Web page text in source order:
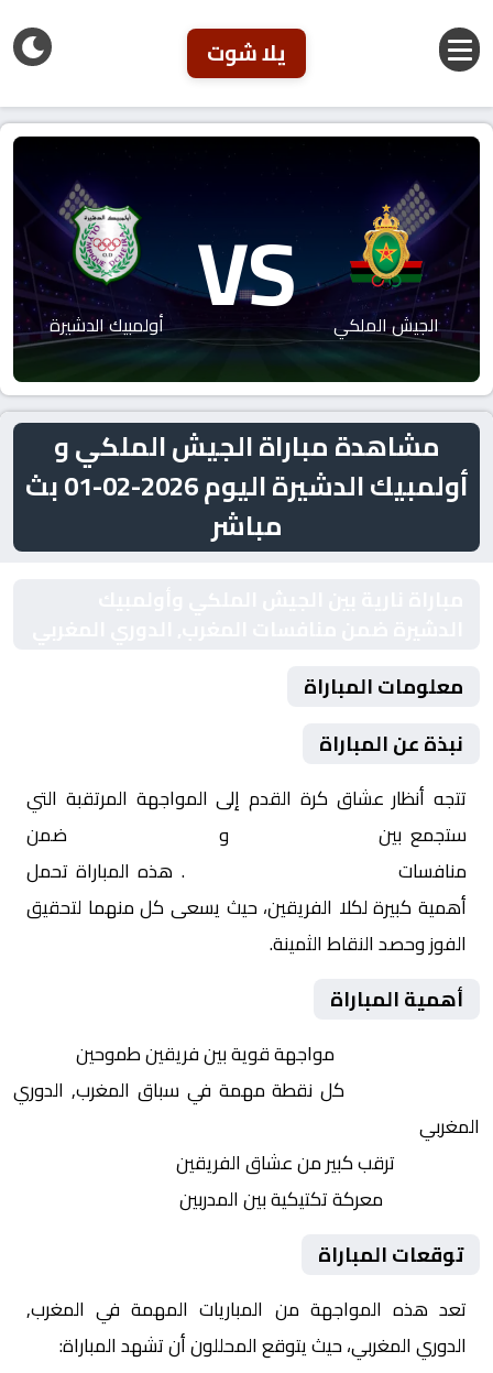
يلا شوت
الجيش الملكي VS أولمبيك الدشيرة
مشاهدة مباراة الجيش الملكي و
أولمبيك الدشيرة اليوم 2026-02-01 بث
مباشر
معلومات المباراة
نبذة عن المباراة
تتجه أنظار عشاق كرة القدم إلى المواجهة المرتقبة التي
ستجمع بين
وأولمبيك الدشيرة
ضمن
منافسات
. هذه المباراة تحمل
أهمية كبيرة لكلا الفريقين، حيث يسعى كل منهما لتحقيق
الفوز وحصد النقاط الثمينة.
أهمية المباراة
مواجهة قوية بين فريقين طموحين
كل نقطة مهمة في سباق المغرب, الدوري
المغربي
ترقب كبير من عشاق الفريقين
معركة تكتيكية بين المدربين
توقعات المباراة
تعد هذه المواجهة من المباريات المهمة في المغرب,
الدوري المغربي، حيث يتوقع المحللون أن تشهد المباراة: